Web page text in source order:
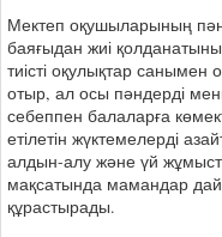
Мектеп оқушыларының
баяғыдан жиі
тиісті оқулықтар санымен
отыр, ал осы пәндерді
себеппен балаларға
етілетін жүктемелерді
алдын-алу және үй
мақсатында мамандар
құрастырады.